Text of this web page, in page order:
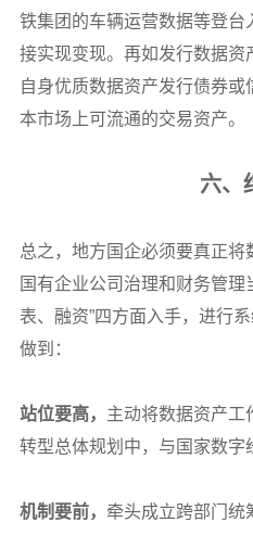
铁集团的车辆运营数据等登台
接实现变现。再如发行数据
自身优质数据资产发行债券
本市场上可流通的交易资产。
六、
总之，地方国企必须要真正将
国有企业公司治理和财务管理
表、融资”四方面入手，进行
做到：
站位要高， 主动将数据资产工
转型总体规划中，与国家数字
机制要前， 牵头成立跨部门统